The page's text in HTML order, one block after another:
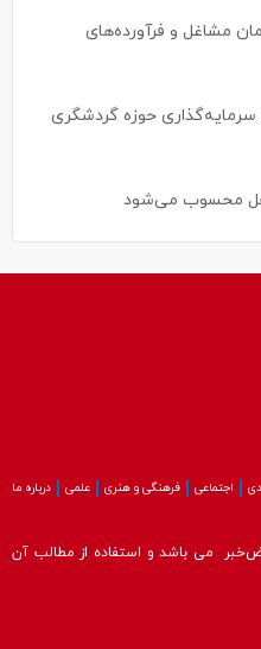
حوزه گردشگری
محسوب می‌شود